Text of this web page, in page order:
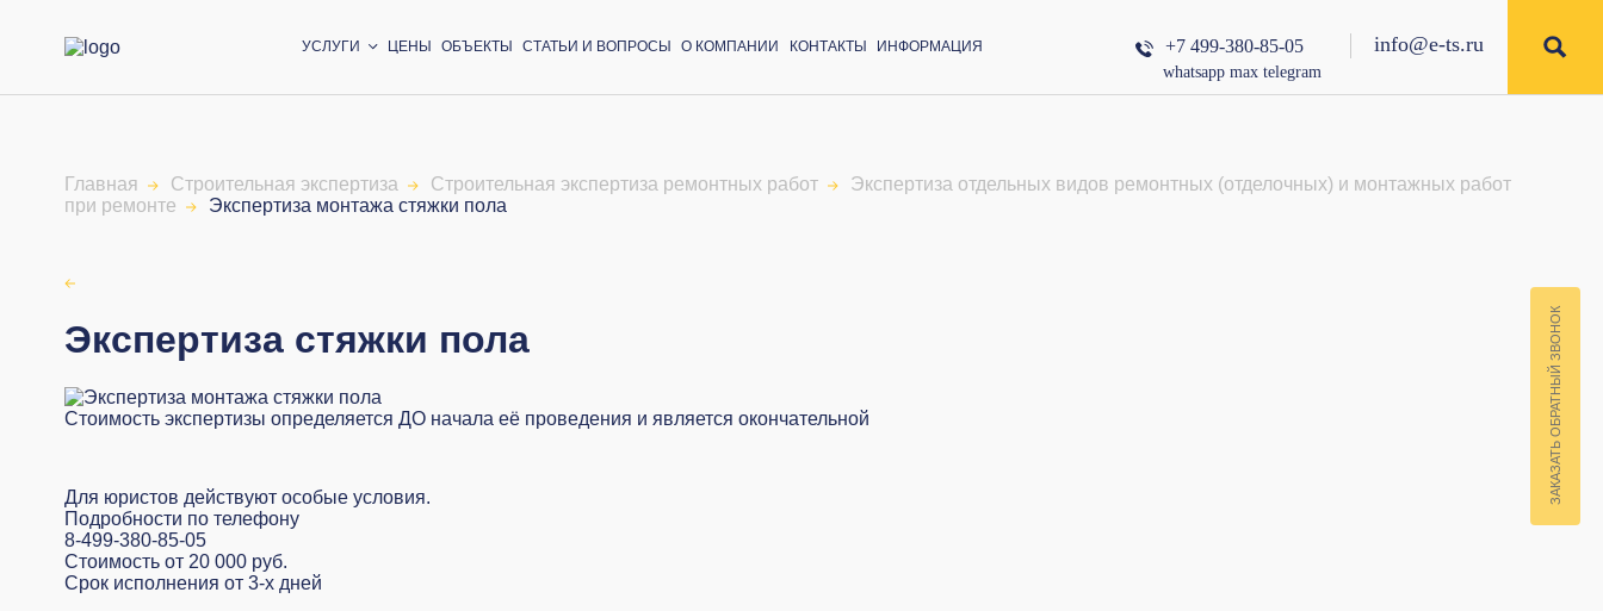
УСЛУГИ ЦЕНЫ ОБЪЕКТЫ СТАТЬИ И ВОПРОСЫ О КОМПАНИИ КОНТАКТЫ ИНФОРМАЦИЯ +7 499-380-85-05
whatsapp max telegram
info@e-ts.ru
Главная Строительная экспертиза Строительная экспертиза ремонтных работ
Экспертиза отдельных видов ремонтных (отделочных) и монтажных работ
при ремонте
Экспертиза монтажа стяжки пола
ЗАКАЗАТЬ ОБРАТНЫЙ ЗВОНОК
Экспертиза стяжки пола
Стоимость экспертизы определяется ДО начала её проведения и является окончательной
Для юристов действуют особые условия.
Подробности по телефону
8-499-380-85-05
Стоимость от 20 000 руб.
Срок исполнения от 3-х дней